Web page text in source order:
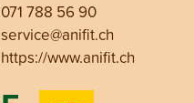
071 788 56 90
service@anifit.ch
https://www.anifit.ch